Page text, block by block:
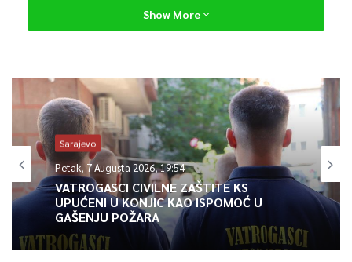
Show More
Sarajevo
Petak, 7 Augusta 2026, 19:54
VATROGASCI CIVILNE ZAŠTITE KS
UPUĆENI U KONJIC KAO ISPOMOĆ U
GAŠENJU POŽARA